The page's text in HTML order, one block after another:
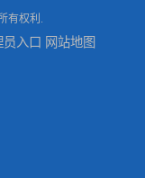
有权利.
员入口 网站地图